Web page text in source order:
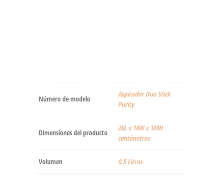
Número de modelo
‎Aspirador Duo Stick
Purity
Dimensiones del producto
‎26L x 14W x 109H
centímetros
Volumen ‎0.5 Litros